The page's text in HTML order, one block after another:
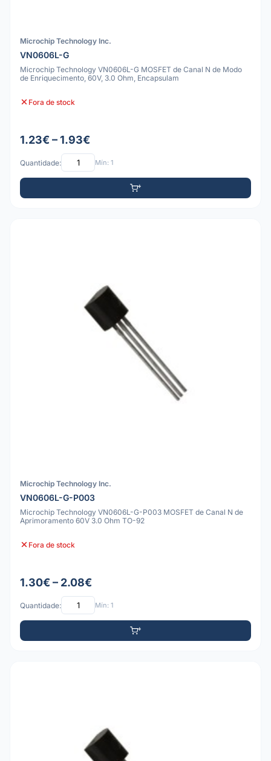
Microchip Technology Inc.
VN0606L-G
Microchip Technology VN0606L-G MOSFET de Canal N de Modo
de Enriquecimento, 60V, 3.0 Ohm, Encapsulam
Fora de stock
1.23€ – 1.93€
Quantidade: Mín: 1
Microchip Technology Inc.
VN0606L-G-P003
Microchip Technology VN0606L-G-P003 MOSFET de Canal N de
Aprimoramento 60V 3.0 Ohm TO-92
Fora de stock
1.30€ – 2.08€
Quantidade: Mín: 1